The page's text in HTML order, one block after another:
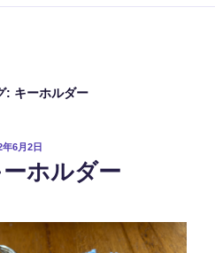
: キーホルダー
年6月2日
ホルダー